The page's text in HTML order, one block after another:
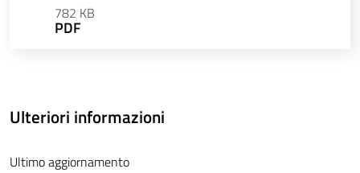
782 KB
PDF
Ulteriori informazioni
Ultimo aggiornamento